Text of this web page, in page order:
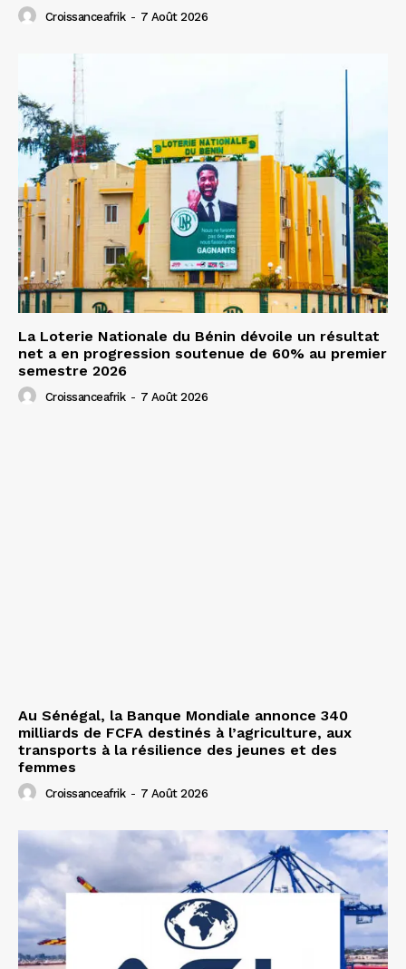
Croissanceafrik - 7 Août 2026
La Loterie Nationale du Bénin dévoile un résultat
net a en progression soutenue de 60% au premier
semestre 2026
Croissanceafrik - 7 Août 2026
Au Sénégal, la Banque Mondiale annonce 340
milliards de FCFA destinés à l’agriculture, aux
transports à la résilience des jeunes et des
femmes
Croissanceafrik - 7 Août 2026